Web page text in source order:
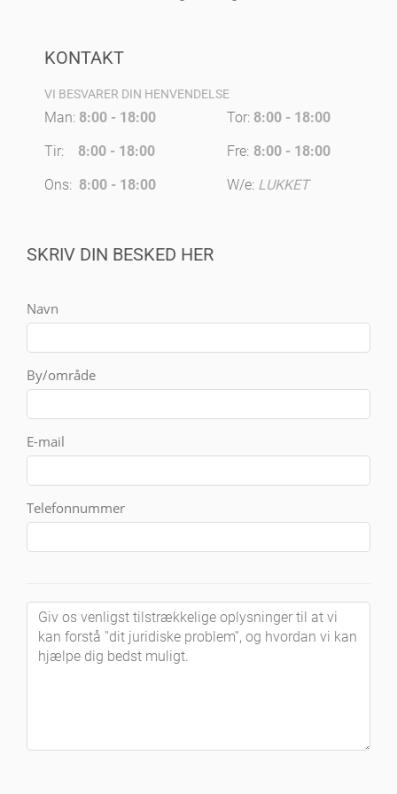
KONTAKT
VI BESVARER DIN HENVENDELSE
Man: 8:00 - 18:00
Tir:
8:00 - 18:00
Ons: 8:00 - 18:00
Tor: 8:00 - 18:00
Fre: 8:00 - 18:00
W/e: LUKKET
SKRIV DIN BESKED HER
Navn
By/område
E-mail
Telefonnummer